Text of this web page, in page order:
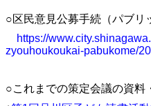
○区民意見公募手続（パブリ
https://
zyouhoukoukai-pabukome/
○これまでの策定会議の資料